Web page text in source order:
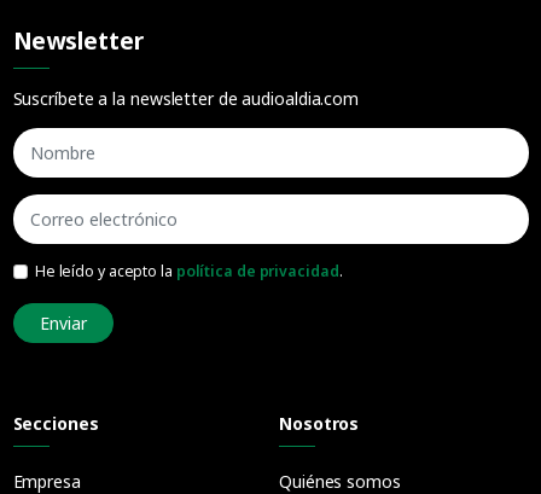
Newsletter
Suscríbete a la newsletter de audioaldia.com
He leído y acepto la política de privacidad.
Enviar
Secciones
Empresa
Nosotros
Quiénes somos